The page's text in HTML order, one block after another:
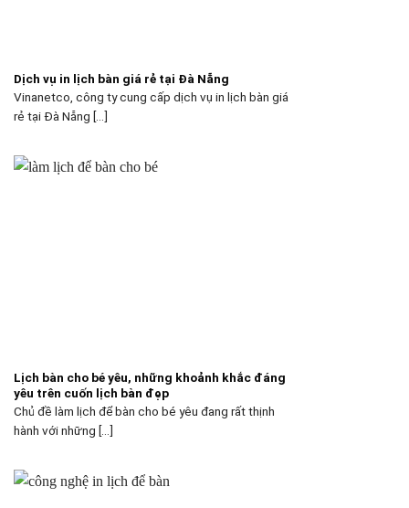
Dịch vụ in lịch bàn giá rẻ tại Đà Nẵng
Vinanetco, công ty cung cấp dịch vụ in lịch bàn giá
rẻ tại Đà Nẵng [...]
Lịch bàn cho bé yêu, những khoảnh khắc đáng
yêu trên cuốn lịch bàn đẹp
Chủ đề làm lịch để bàn cho bé yêu đang rất thịnh
hành với những [...]